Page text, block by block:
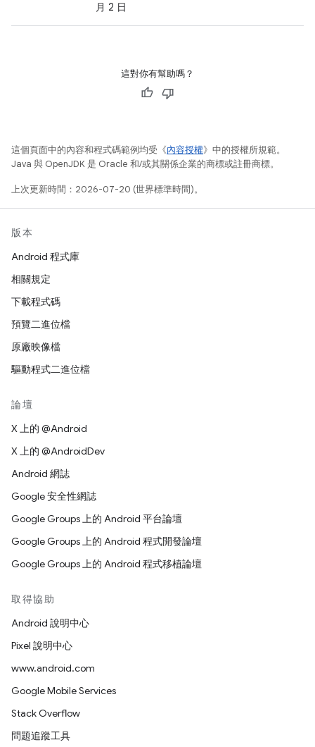
月 2 日
這對你有幫助嗎？
這個頁面中的內容和程式碼範例均受《內容授權》中的授權所規範。
Java 與 OpenJDK 是 Oracle 和/或其關係企業的商標或註冊商標。
上次更新時間：2026-07-20 (世界標準時間)。
版本
Android 程式庫
相關規定
下載程式碼
預覽二進位檔
原廠映像檔
驅動程式二進位檔
論壇
X 上的 @Android
X 上的 @AndroidDev
Android 網誌
Google 安全性網誌
Google Groups 上的 Android 平台論壇
Google Groups 上的 Android 程式開發論壇
Google Groups 上的 Android 程式移植論壇
取得協助
Android 說明中心
Pixel 說明中心
www.android.com
Google Mobile Services
Stack Overflow
問題追蹤工具